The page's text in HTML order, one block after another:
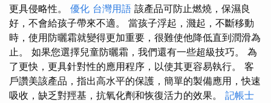
更具侵略性。 優化 台灣用語 該產品可防止燃燒，保濕良
好，不會給孩子帶來不適。 當孩子浮起，濺起，不斷移動
時，使用防曬霜就變得更加重要，很難使他降低直到潤滑為
止。 如果您選擇兒童防曬霜，我們還有一些超級技巧。 為
了更快，更具針對性的應用程序，以使其更容易執行。 客
戶讚美該產品，指出高水平的保護，簡單的製備應用，快速
吸收，缺乏對羥基，抗氧化劑和恢復活力的效果。 記帳士